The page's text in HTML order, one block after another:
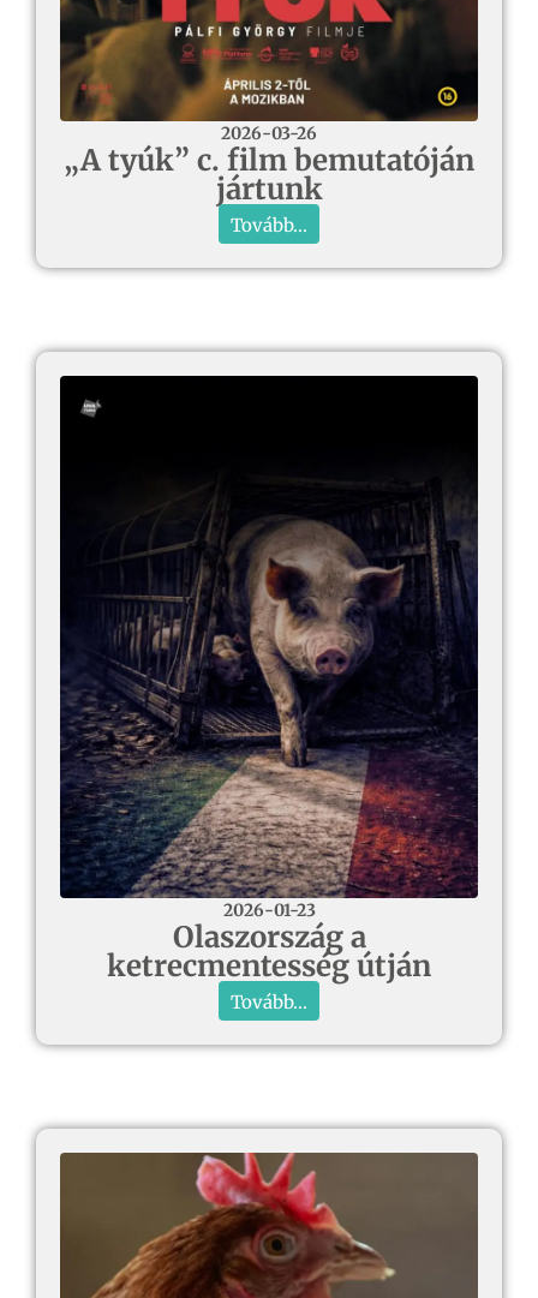
2026-03-26
„A tyúk” c. film bemutatóján
jártunk
Tovább...
2026-01-23
Olaszország a
ketrecmentesség útján
Tovább...